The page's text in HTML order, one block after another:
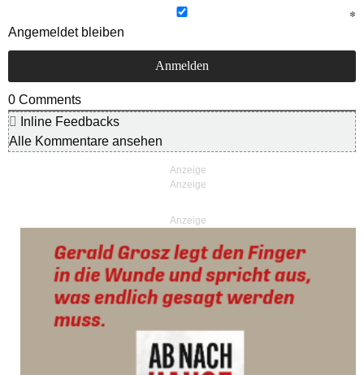
Angemeldet bleiben
0 Comments
Inline Feedbacks
Alle Kommentare ansehen
Anzeige